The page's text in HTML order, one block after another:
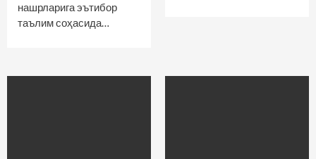
нашрларига эътибор
таълим соҳасида…